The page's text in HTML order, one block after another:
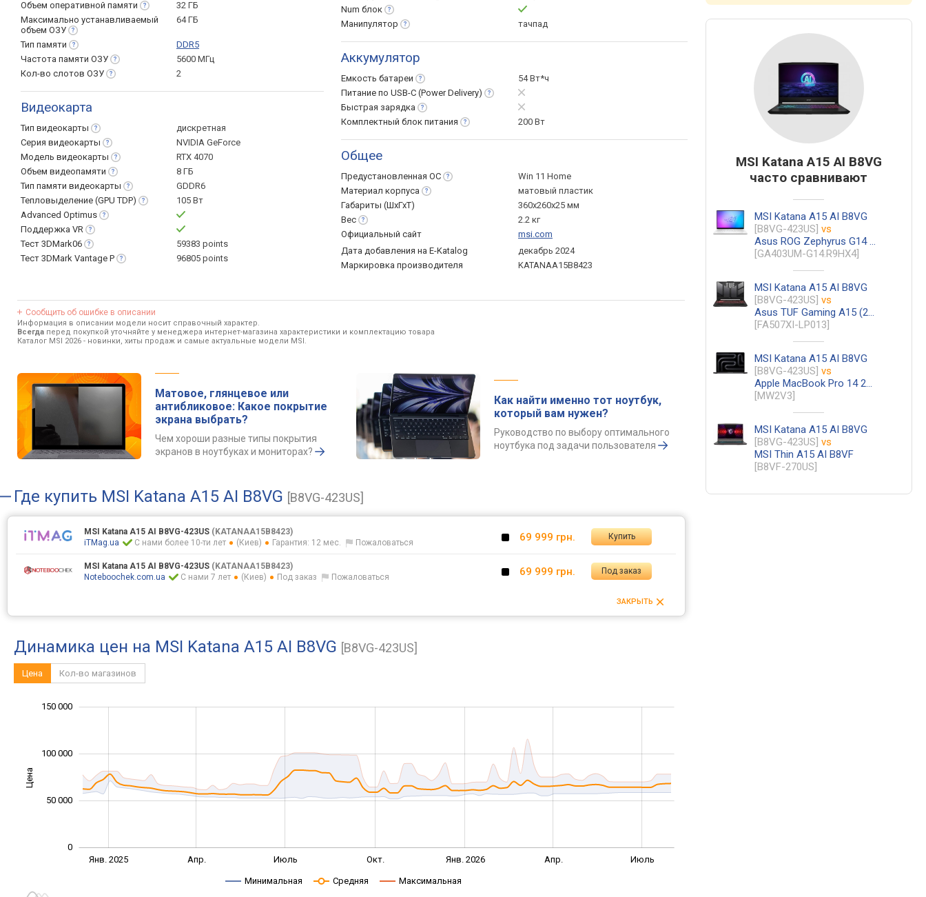
Объем оперативной памяти
32 ГБ
Максимально устанавливаемый
объем ОЗУ
64 ГБ
Тип памяти
DDR5
Частота памяти ОЗУ
5600 МГц
Кол-во слотов ОЗУ 2
Видеокарта
Тип видеокарты
дискретная
Серия видеокарты
NVIDIA GeForce
Модель видеокарты
RTX 4070
Объем видеопамяти
8 ГБ
Тип памяти видеокарты
GDDR6
Тепловыделение (GPUTDP)
105 Вт
Advanced Optimus
Поддержка VR
Тест 3DMark06
59383 points
Тест 3DMark Vantage P 96805 points
Num блок
Манипулятор
тачпад
Аккумулятор
Емкость батареи
54 Вт*ч
Питание по USB-C (PowerDelivery)
Быстрая зарядка
Комплектный блок питания 200 Вт
Общее
Предустановленная ОС
Win 11 Home
Материал корпуса
матовый пластик
Габариты (ШхГхТ)
360x260x25 мм
Вес
2.2 кг
Официальный сайт
msi.com
Дата добавления на E-Katalog
декабрь 2024
Маркировка производителя
KATANAA15B8423
Сообщить об ошибке в описании
Информация в описании модели носит справочный характер.
Всегда перед покупкой уточняйте у менеджера интернет-магазина характеристики и комплектацию товара
Каталог MSI 2026 - новинки, хиты продаж и самые актуальные модели MSI.
Матовое, глянцевое или
антибликовое: Какое покрытие
экрана выбрать?
Чем хороши разные типы покрытия
экранов в ноутбуках и мониторах?
Как найти именно тот ноутбук,
который вам нужен?
Руководство по выбору оптимального
ноутбука под задачи пользователя
Где купить MSI Katana A15 AI B8VG [B8VG-423US]
MSI Katana A15 AI B8VG-423US (KATANAA15B8423)
iTMag.ua
С нами более 10-ти лет (Киев) Гарантия: 12 мес. Пожаловаться 69 999 грн. Купить
MSI Katana A15 AI B8VG-423US (KATANAA15B8423)
Noteboochek.com.ua
С нами 7 лет (Киев) Под заказ Пожаловаться 69 999 грн. Под заказ
ЗАКРЫТЬ
Динамика цен на MSI Katana A15 AI B8VG [B8VG-423US]
Цена Кол-во магазинов
Цена
0
150 000
100 000
50 000
Янв. 2025 Апр. Июль Окт. Янв. 2026 Апр. Июль
Минимальная Средняя Максимальная
MSI Katana A15 AI B8VG
часто сравнивают
MSI Katana A15 AI B8VG
[B8VG-423US] vs
Asus ROG Zephyrus G14 (2025) GA403UM
[GA403UM-G14.R9HX4]
MSI Katana A15 AI B8VG
[B8VG-423US] vs
Asus TUF Gaming A15 (2023) FA507XI
[FA507XI-LP013]
MSI Katana A15 AI B8VG
[B8VG-423US] vs
Apple MacBook Pro 14 2024 M4
[MW2V3]
MSI Katana A15 AI B8VG
[B8VG-423US] vs
MSI Thin A15 AI B8VF
[B8VF-270US]